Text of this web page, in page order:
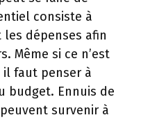
consiste à
dépenses afin
Même si ce n’est
faut penser à
budget. Ennuis de
survenir à